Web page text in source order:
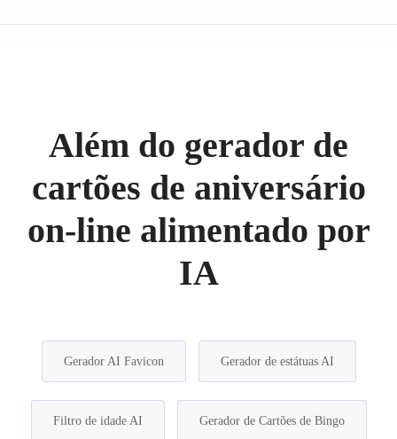
Além do gerador de
cartões de aniversário
on-line alimentado por
IA
Gerador AI Favicon Gerador de estátuas AI
Filtro de idade AI Gerador de Cartões de Bingo